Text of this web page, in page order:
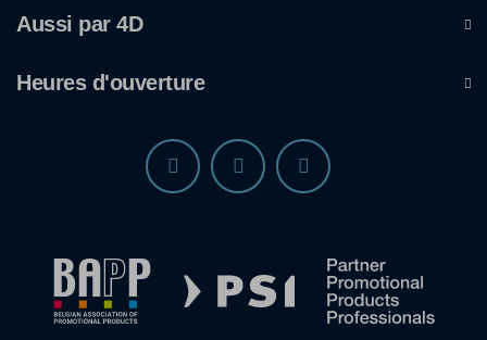
Aussi par 4D
Heures d'ouverture